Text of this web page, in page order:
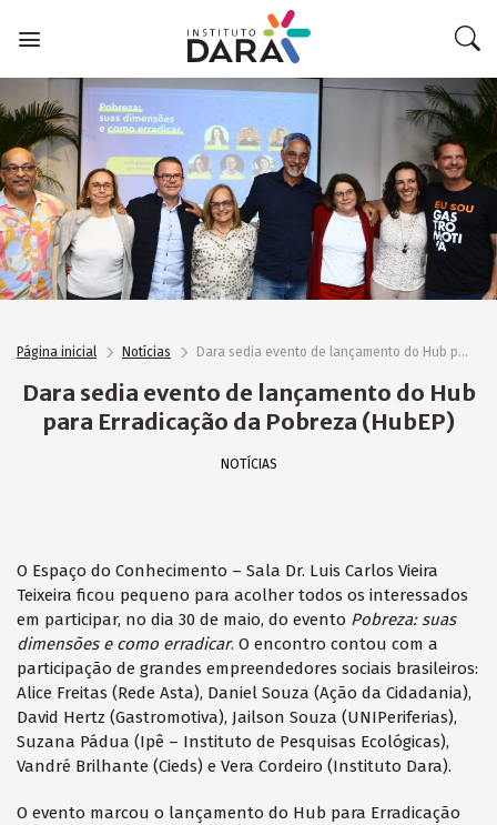
Página inicial Notícias Dara sedia evento de lançamento do Hub para Erradicação da Pobreza (HubEP)
Dara sedia evento de lançamento do Hub
para Erradicação da Pobreza (HubEP)
NOTÍCIAS
O Espaço do Conhecimento – Sala Dr. Luis Carlos Vieira
Teixeira ficou pequeno para acolher todos os interessados
em participar, no dia 30 de maio, do evento Pobreza: suas
dimensões e como erradicar. O encontro contou com a
participação de grandes empreendedores sociais brasileiros:
Alice Freitas (Rede Asta), Daniel Souza (Ação da Cidadania),
David Hertz (Gastromotiva), Jailson Souza (UNIPeriferias),
Suzana Pádua (Ipê – Instituto de Pesquisas Ecológicas),
Vandré Brilhante (Cieds) e Vera Cordeiro (Instituto Dara).
O evento marcou o lançamento do Hub para Erradicação